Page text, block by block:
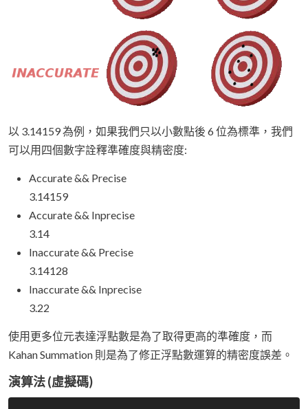
以 3.14159 為例，如果我們只以小數點後 6 位為標準，我們
可以用四個數字詮釋準確度與精密度:
Accurate && Precise
3.14159
Accurate && Inprecise
3.14
Inaccurate && Precise
3.14128
Inaccurate && Inprecise
3.22
使用更多位元表達浮點數是為了取得更高的準確度，而
Kahan Summation 則是為了修正浮點數運算的精密度誤差。
演算法 (虛擬碼)